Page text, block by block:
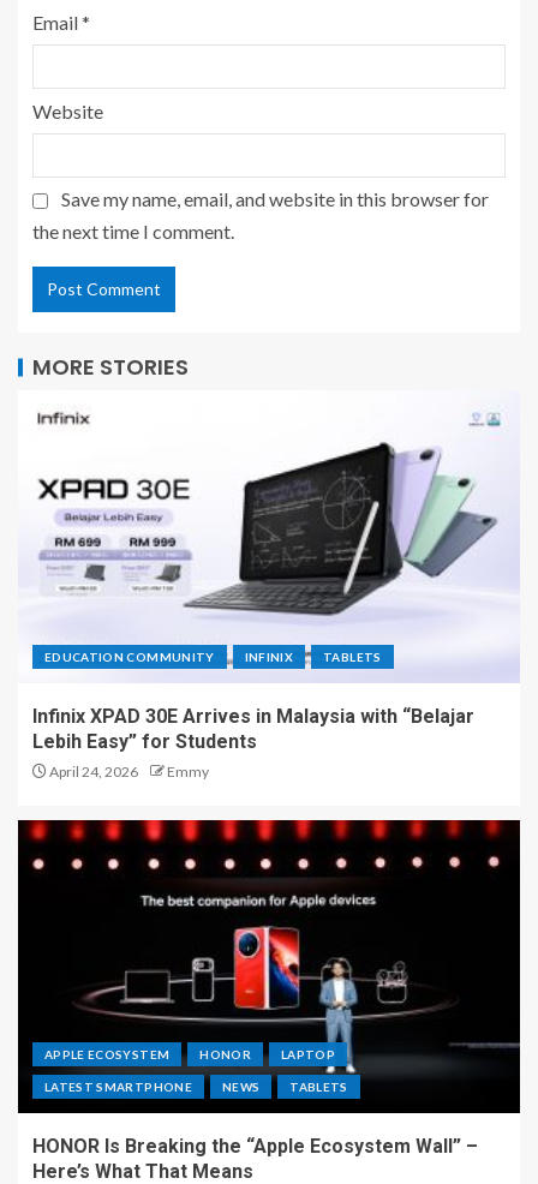
Email*
Website
Save my name, email, and website in this browser for
the next time I comment.
MORE STORIES
EDUCATION COMMUNITY INFINIX TABLETS
Infinix XPAD 30E Arrives in Malaysia with “Belajar
Lebih Easy” for Students
April 24, 2026 Emmy
APPLE ECOSYSTEM HONOR LAPTOP
LATEST SMARTPHONE NEWS TABLETS
HONOR Is Breaking the “Apple Ecosystem Wall” –
Here’s What That Means